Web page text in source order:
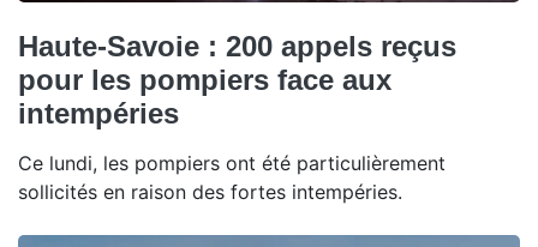
Haute-Savoie : 200 appels reçus
pour les pompiers face aux
intempéries
Ce lundi, les pompiers ont été particulièrement
sollicités en raison des fortes intempéries.